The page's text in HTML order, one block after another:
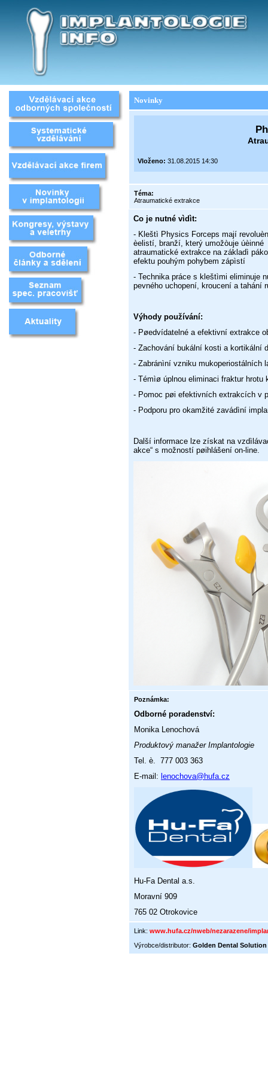
Novinky
Vloženo: 31.08.2015 14:30
Téma:
Atraumatické extrakce
Co je nutné vìdìt:
- Kleštì Physics Forceps mají
èelistí, branží, který umožòuje úèinné
atraumatické extrakce na základì
efektu pouhým pohybem zápìstí
- Technika práce s kleštìmi eliminuje
pevného uchopení, kroucení a tahání
Výhody používání:
- Pøedvídatelné a efektivní extrakce
- Zachování bukální kosti a kortikální
- Zabránìní vzniku mukoperiostálních
- Témìø úplnou eliminaci fraktur hrotu
- Pomoc pøi efektivních extrakcích v
- Podporu pro okamžité zavádìní
Další informace lze získat na
akce“ s možností pøihlášení on-line.
Poznámka:
Odborné poradenství:
Monika
Produktový manažer Implantologie
Tel. è. 777 003 363
E-mail: lenochova@hufa.cz
Hu-Fa Dental a.s.
Moravní 909
765 02 Otrokovice
Link: www.hufa.cz/nweb/nezarazene/
Výrobce/distributor: Golden Dental Solution